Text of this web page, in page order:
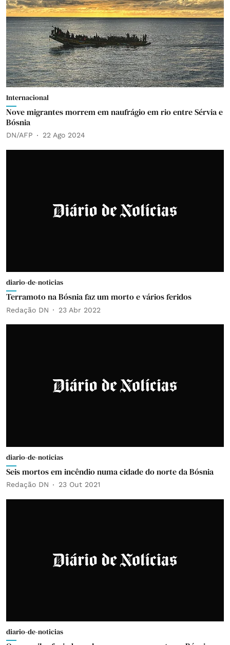
Internacional
Nove migrantes morrem em naufrágio em rio entre Sérvia e
Bósnia
DN/AFP 22 Ago 2024
diario-de-noticias
Terramoto na Bósnia faz um morto e vários feridos
Redação DN 23 Abr 2022
diario-de-noticias
Seis mortos em incêndio numa cidade do norte da Bósnia
Redação DN 23 Out 2021
diario-de-noticias